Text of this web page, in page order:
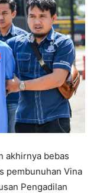
akhirnya bebas
pembunuhan Vina
Pengadilan